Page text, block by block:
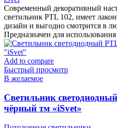
Современный декоративный
светильник PTL 102, имеет
дизайн и выгодно смотрится в
Предназначен для использования
Add to compare
Быстрый просмотр
В желаемое
Cветильник
чёрный тм «iSvet»